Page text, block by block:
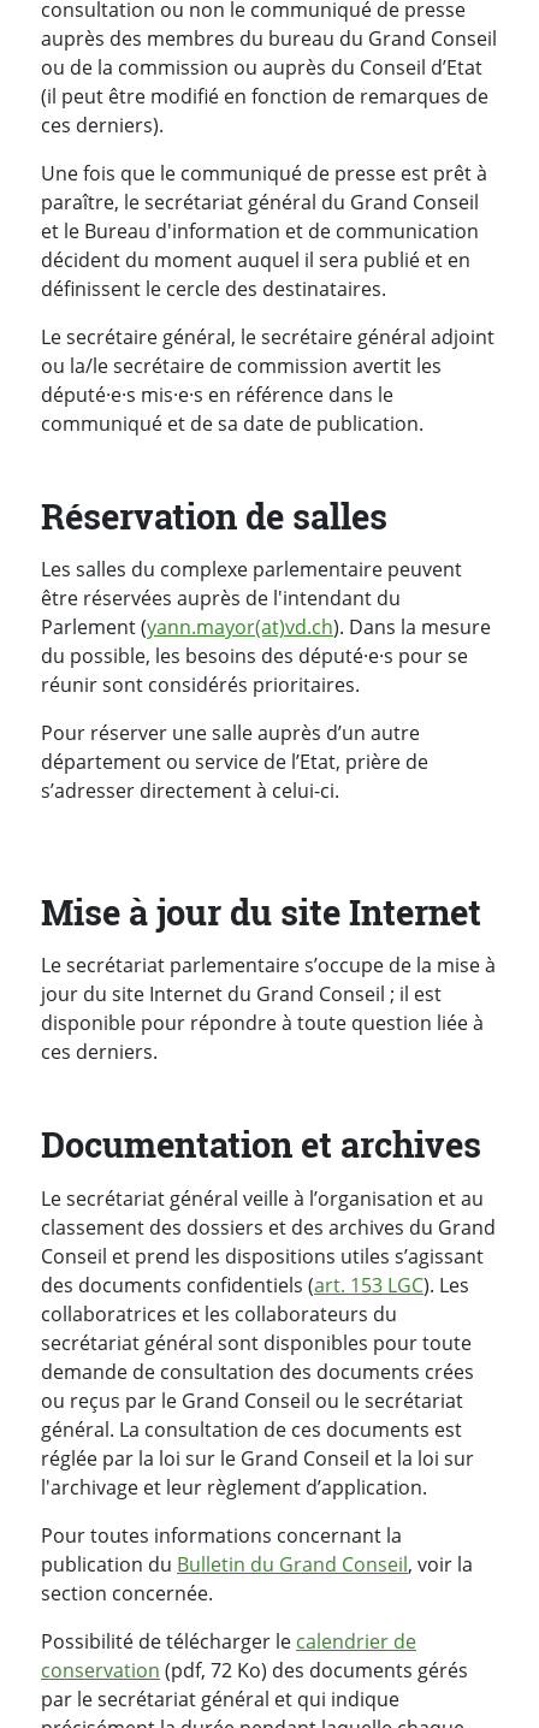
consultation ou non le communiqué de presse
auprès des membres du bureau du Grand Conseil
ou de la commission ou auprès du Conseil d’Etat
(il peut être modifié en fonction de remarques de
ces derniers).
Une fois que le communiqué de presse est prêt à
paraître, le secrétariat général du Grand Conseil
et le Bureau d'information et de communication
décident du moment auquel il sera publié et en
définissent le cercle des destinataires.
Le secrétaire général, le secrétaire général adjoint
ou la/le secrétaire de commission avertit les
député·e·s mis·e·s en référence dans le
communiqué et de sa date de publication.
Réservation de salles
Les salles du complexe parlementaire peuvent
être réservées auprès de l'intendant du
Parlement (yann.mayor(at)vd.ch). Dans la mesure
du possible, les besoins des député·e·s pour se
réunir sont considérés prioritaires.
Pour réserver une salle auprès d’un autre
département ou service de l’Etat, prière de
s’adresser directement à celui-ci.
Mise à jour du site Internet
Le secrétariat parlementaire s’occupe de la mise à
jour du site Internet du Grand Conseil ; il est
disponible pour répondre à toute question liée à
ces derniers.
Documentation et archives
Le secrétariat général veille à l’organisation et au
classement des dossiers et des archives du Grand
Conseil et prend les dispositions utiles s’agissant
des documents confidentiels (art. 153 LGC). Les
collaboratrices et les collaborateurs du
secrétariat général sont disponibles pour toute
demande de consultation des documents crées
ou reçus par le Grand Conseil ou le secrétariat
général. La consultation de ces documents est
réglée par la loi sur le Grand Conseil et la loi sur
l'archivage et leur règlement d’application.
Pour toutes informations concernant la
publication du Bulletin du Grand Conseil, voir la
section concernée.
Possibilité de télécharger le calendrier de
conservation (pdf, 72 Ko) des documents gérés
par le secrétariat général et qui indique